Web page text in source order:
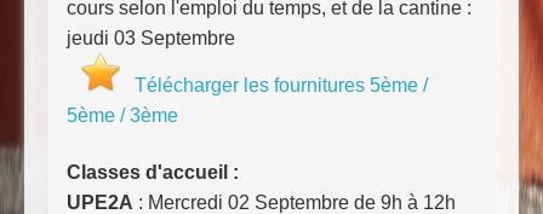
cours selon l'emploi du temps, et de la cantine :
jeudi 03 Septembre
Télécharger les fournitures 5ème /
5ème / 3ème
Classes d'accueil :
UPE2A : Mercredi 02 Septembre de 9h à 12h